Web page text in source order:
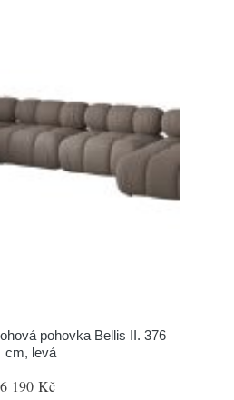
pohovka Bellis II. 376
cm, levá
190 Kč